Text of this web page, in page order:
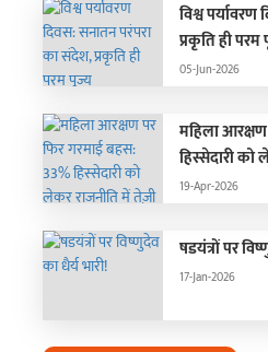
विश्व
प्रकृति ही परम
05-Jun-2026
महिला
हिस्सेदारी को
19-Apr-2026
षडयंत्रों पर
17-Jan-2026